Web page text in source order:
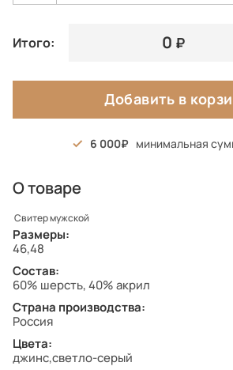
Итого: 0
Добавить в
6 000 минимальная
О товаре
Свитер мужской
Размеры:
46,48
Состав:
60% шерсть, 40% акрил
Страна производства:
Россия
Цвета:
джинс,светло-серый